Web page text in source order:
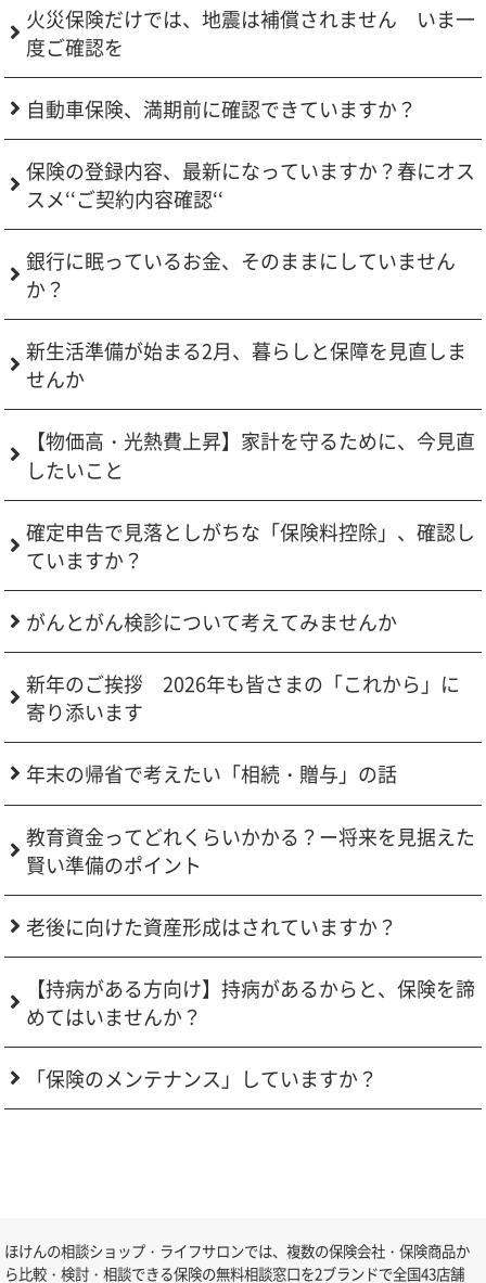
火災保険だけでは、地震は補償されません いま一
度ご確認を
自動車保険、満期前に確認できていますか？
保険の登録内容、最新になっていますか？春にオス
スメ‘‘ご契約内容確認‘‘
銀行に眠っているお金、そのままにしていません
か？
新生活準備が始まる2月、暮らしと保障を見直しま
せんか
【物価高・光熱費上昇】家計を守るために、今見直
したいこと
確定申告で見落としがちな「保険料控除」、確認し
ていますか？
がんとがん検診について考えてみませんか
新年のご挨拶 2026年も皆さまの「これから」に
寄り添います
年末の帰省で考えたい「相続・贈与」の話
教育資金ってどれくらいかかる？ー将来を見据えた
賢い準備のポイント
老後に向けた資産形成はされていますか？
【持病がある方向け】持病があるからと、保険を諦
めてはいませんか？
「保険のメンテナンス」していますか？
ほけんの相談ショップ・ライフサロンでは、複数の保険会社・保険商品か
ら比較・検討・相談できる保険の無料相談窓口を2ブランドで全国43店舗